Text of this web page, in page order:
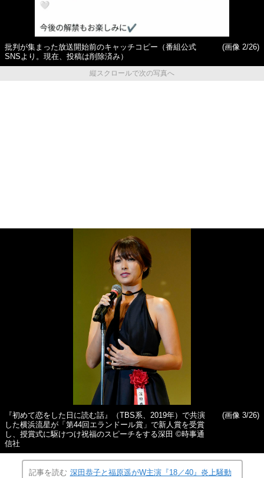
批判が集まった放送開始前のキャッチコピー（番組公式
SNSより。現在、投稿は削除済み）
(画像 2/26)
縦スクロールで次の写真へ
『初めて恋をした日に読む話』（TBS系、2019年）で共演
した横浜流星が「第44回エランドール賞」で新人賞を受賞
し、授賞式に駆けつけ祝福のスピーチをする深田 ©時事通
信社
(画像 3/26)
記事を読む 深田恭子と福原遥がW主演『18／40』炎上騒動